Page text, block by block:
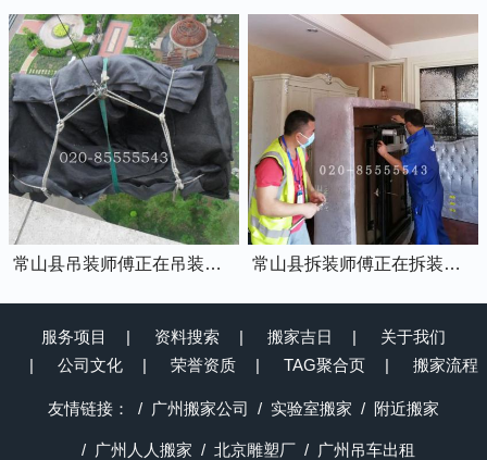
常山县吊装师傅正在吊装物品上楼 常山县拆装师傅正在拆装家具
服务项目 资料搜索 搬家吉日
关于我们
公司文化
荣誉资质 TAG聚合页 搬家流程
友情链接： 广州搬家公司 实验室搬家 附近搬家
广州人人搬家 北京雕塑厂 广州吊车出租